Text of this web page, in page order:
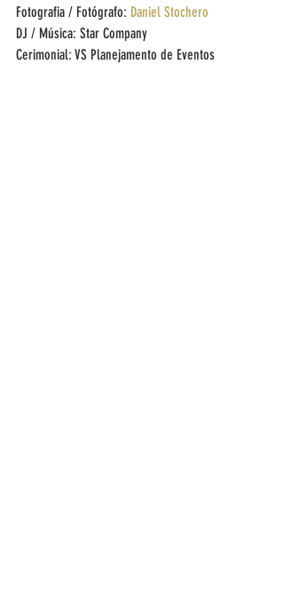
Fotografia / Fotógrafo: Daniel Stochero
DJ / Música: Star Company
Cerimonial: VS Planejamento de Eventos